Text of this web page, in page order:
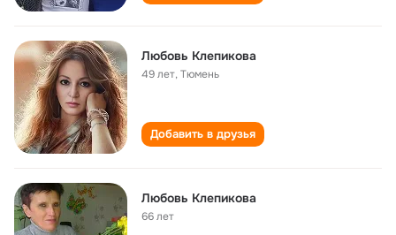
Любовь Клепикова
49 лет,Тюмень
Добавить в друзья
Любовь Клепикова
66 лет